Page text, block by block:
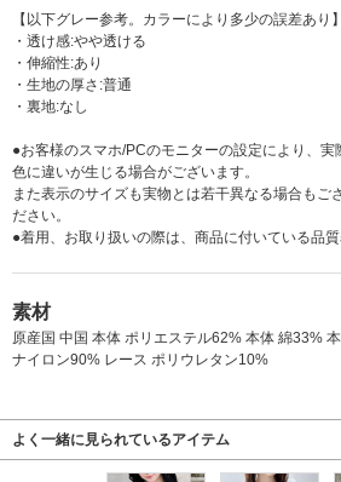
【以下グレー参考。カラーにより多少の誤差あり】
・透け感:やや透ける
・伸縮性:あり
・生地の厚さ:普通
・裏地:なし
●お客様のスマホ/PCのモニターの設定により、
色に違いが生じる場合がございます。
また表示のサイズも実物とは若干異なる場合もご
ださい。
●着用、お取り扱いの際は、商品に付いている品
素材
原産国 中国 本体 ポリエステル62% 本体 綿33%
ナイロン90% レース ポリウレタン10%
よく一緒に見られているアイテム